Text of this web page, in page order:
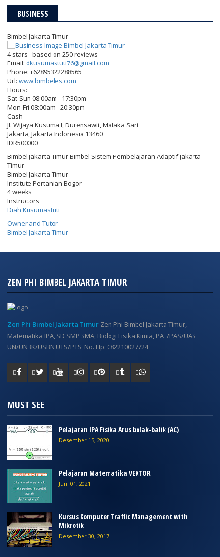
BUSINESS
Bimbel Jakarta Timur
4stars - based on 250reviews
Email: dkusumastuti76@gmail.com
Phone: +62895322288565
Url: www.bimbeles.com
Hours:
Sat-Sun 08:00am - 17:30pm
Mon-Fri 08:00am - 20:30pm
Cash
Jl. Wijaya Kusuma I, Durensawit, Malaka Sari
Jakarta,Jakarta Indonesia 13460
IDR500000
Bimbel Jakarta Timur Bimbel Sistem Pembelajaran Adaptif Jakarta
Timur
Bimbel Jakarta Timur
Institute Pertanian Bogor
4 weeks
Instructors
Diah Kusumastuti
Owner and Tutor
Bimbel Jakarta Timur
ZEN PHI BIMBEL JAKARTA TIMUR
Zen Phi Bimbel Jakarta Timur Zen Phi Bimbel Jakarta Timur,
Matematika IPA, SD SMP SMA, Biologi Fisika Kimia, PAT/PAS/UAS
UN/UNBK/USBN UTS/PTS, No. Hp: 082210027724
MUST SEE
Pelajaran IPA Fisika Arus bolak-balik (AC)
Desember 15, 2020
Pelajaran Matematika VEKTOR
Juni 01, 2021
Kursus Komputer Traffic Management with
Mikrotik
Desember 30, 2017